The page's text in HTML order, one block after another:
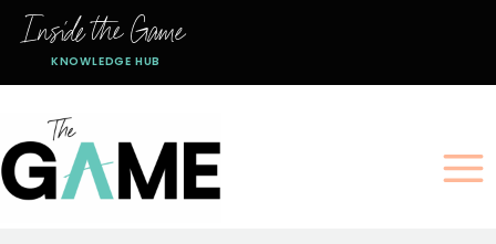
Inside the Game
KNOWLEDGE HUB